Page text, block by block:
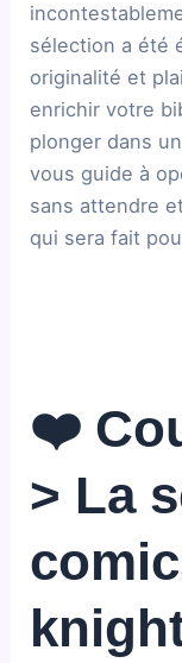
sélection a été
originalité et
enrichir votre
plonger dans
vous guide à
sans attendre
qui sera fait
❤️
> La